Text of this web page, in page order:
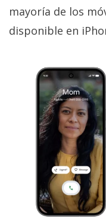
mayoría de los
disponible en